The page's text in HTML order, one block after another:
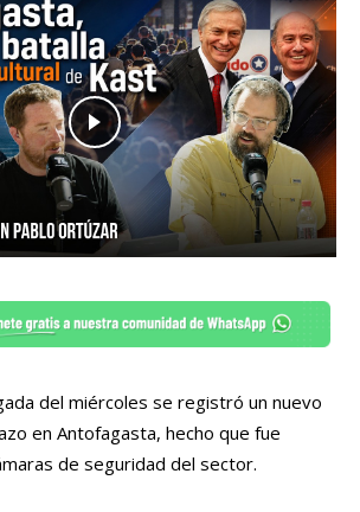
del miércoles se registró un nuevo
en Antofagasta, hecho que fue
de seguridad del sector.